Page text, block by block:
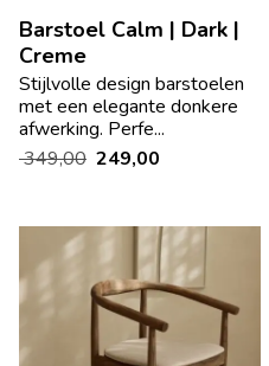
Barstoel Calm | Dark |
Creme
Stijlvolle design barstoelen
met een elegante donkere
afwerking. Perfe...
349,00 249,00